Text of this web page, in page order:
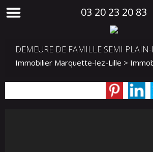
03 20 23 20 83
Immobilier Marquette-lez-Lille > Immobilier